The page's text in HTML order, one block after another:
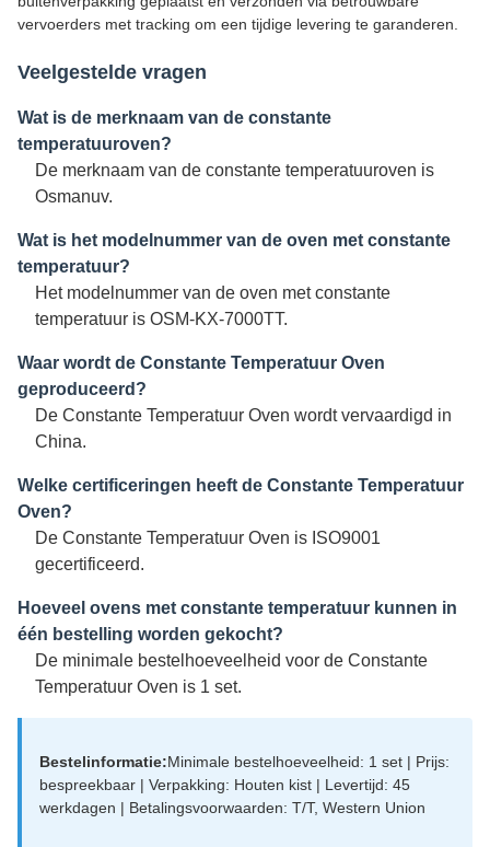
vervoerders met tracking om een ​​tijdige levering te garanderen.
Veelgestelde vragen
Wat is de merknaam van de constante
temperatuuroven?
De merknaam van de constante temperatuuroven is
Osmanuv.
Wat is het modelnummer van de oven met constante
temperatuur?
Het modelnummer van de oven met constante
temperatuur is OSM-KX-7000TT.
Waar wordt de Constante Temperatuur Oven
geproduceerd?
De Constante Temperatuur Oven wordt vervaardigd in
China.
Welke certificeringen heeft de Constante Temperatuur
Oven?
De Constante Temperatuur Oven is ISO9001
gecertificeerd.
Hoeveel ovens met constante temperatuur kunnen in
één bestelling worden gekocht?
De minimale bestelhoeveelheid voor de Constante
Temperatuur Oven is 1 set.
Bestelinformatie:Minimale bestelhoeveelheid: 1 set | Prijs:
bespreekbaar | Verpakking: Houten kist | Levertijd: 45
werkdagen | Betalingsvoorwaarden: T/T, Western Union